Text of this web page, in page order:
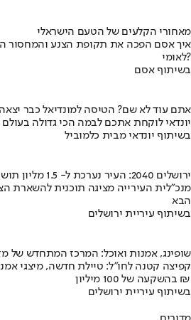
מאחורי הקלעים של הטעם הישראלי
לאומי?
בשיתוף אסם
אתם עוד לא שם? הטיסה למונדיאל כבר יצאה
יונדאי לוקחת אתכם לבמה הכי גדולה בעולם
בשיתוף יונדאי מבית כלמוביל
ירושלים 2040: העיר נערכת ל- 1.5 מליון תושבים
מנכ"לית העירייה מציגה תוכנית להשארת
הבא
בשיתוף עיריית ירושלים
שופינג, אמנות ואוכל: המרכז המתחדש של
קפיצה קטנה לחו"ל: טיילת חדשה, מיצגי
בהשקעה של 100 מיליון ₪
בשיתוף עיריית ירושלים